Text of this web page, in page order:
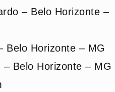
– Belo Horizonte –
Belo Horizonte – MG
Belo Horizonte – MG